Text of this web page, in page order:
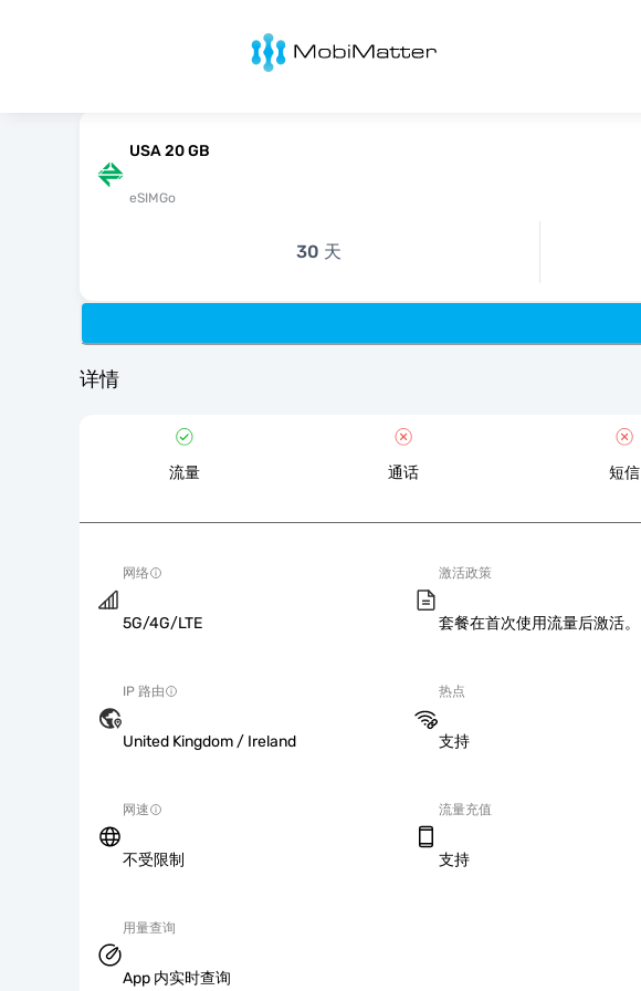
MobiMatter
USA 20 GB
eSIMGo
30 天
详情
流量 通话 短信
网络
5G/4G/LTE
激活政策
套餐在首次使用流量后激活。
IP 路由
United Kingdom / Ireland
热点
支持
网速
不受限制
流量充值
支持
用量查询
App 内实时查询